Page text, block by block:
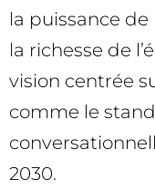
la puissance
la richesse de
vision centrée
comme le
2030.